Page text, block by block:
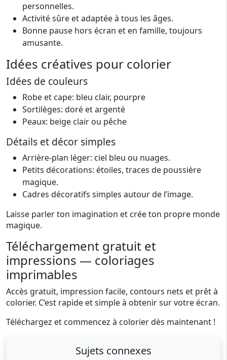
personnelles.
Activité sûre et adaptée à tous les âges.
Bonne pause hors écran et en famille, toujours
amusante.
Idées créatives pour colorier
Idées de couleurs
Robe et cape: bleu clair, pourpre
Sortilèges: doré et argenté
Peaux: beige clair ou pêche
Détails et décor simples
Arrière-plan léger: ciel bleu ou nuages.
Petits décorations: étoiles, traces de poussière
magique.
Cadres décoratifs simples autour de l’image.
Laisse parler ton imagination et crée ton propre monde
magique.
Téléchargement gratuit et
impressions — coloriages
imprimables
Accès gratuit, impression facile, contours nets et prêt à
colorier. C’est rapide et simple à obtenir sur votre écran.
Téléchargez et commencez à colorier dès maintenant !
Sujets connexes